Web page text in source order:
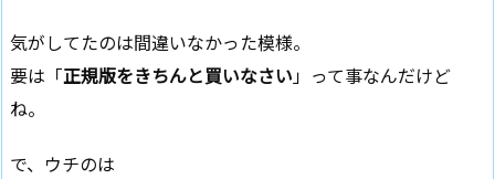
気がしてたのは間違いなかった模様。
要は「正規版をきちんと買いなさい 」って事なんだけど
ね。
で、ウチのは